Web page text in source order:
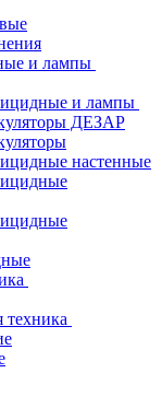
и лампы
и лампы
ДЕЗАР
настенные
техника